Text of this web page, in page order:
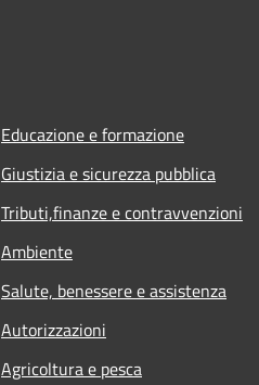
Educazione e formazione
Giustizia e sicurezza pubblica
Tributi,finanze e contravvenzioni
Ambiente
Salute, benessere e assistenza
Autorizzazioni
Agricoltura e pesca